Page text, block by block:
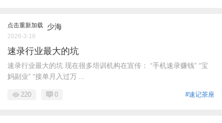
点击重新加载 少海
2026-3-16
速录行业最大的坑
速录行业最大的坑 现在很多培训机构在宣传： “手机速录赚钱” “宝
妈副业” “接单月入过万 ...
#速记茶座
220 0